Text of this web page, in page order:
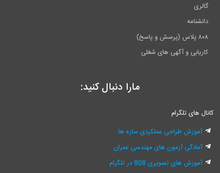
گالری
دانشنامه
۸۰۸ پلاس (پرسش و پاسخ)
کاریابی و آگهی های شغلی
مارا دنبال کنید:
کانال های تلگرام
آموزش طراحی عملکردی سازه ها
آمادگی آزمون های مهندسی عمران
آموزش های تصویری 808 در تلگرام